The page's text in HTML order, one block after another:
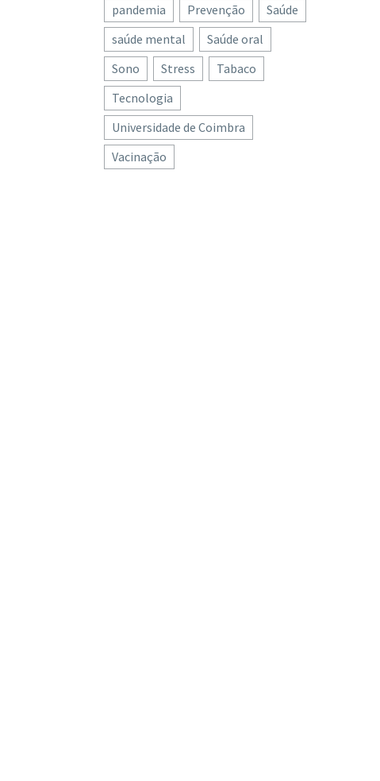
pandemia
Prevenção
Saúde
saúde mental
Saúde oral
Sono
Stress
Tabaco
Tecnologia
Universidade de Coimbra
Vacinação